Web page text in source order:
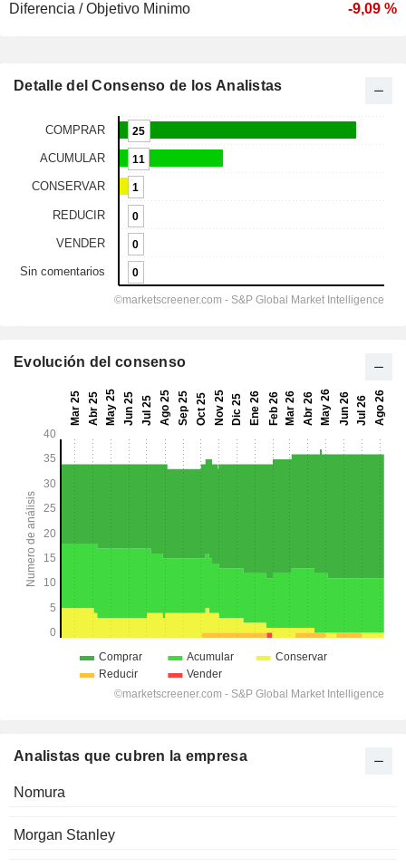
Diferencia / Objetivo Minimo
-9,09 %
Detalle del Consenso de los Analistas
Evolución del consenso
Analistas que cubren la empresa
Nomura
Morgan Stanley